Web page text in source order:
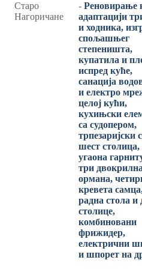
Старо
Нагоричане
- Реновирање
адаптацији
и ходника,
спољашњег
степеништа,
купатила и
испред куће,
санација
и електро
целој кући,
кухињски
са судопером,
трпезаријски
шест столица,
угаона
три
ормана,
кревета
радна стола и
столице,
комбиновани
фрижидер,
електрични
и шпорет на